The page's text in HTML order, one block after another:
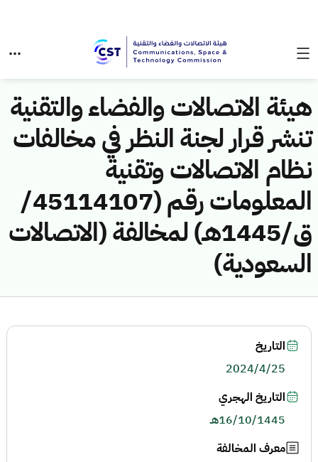
هيئة الاتصالات والفضاء والتقنية
تنشر قرار لجنة النظر في مخالفات
نظام الاتصالات وتقنية
المعلومات رقم (45114107/
ق/1445هـ) لمخالفة (الاتصالات
السعودية)
التاريخ
2024/4/25
التاريخ الهجري
16/10/1445هـ
معرف المخالفة